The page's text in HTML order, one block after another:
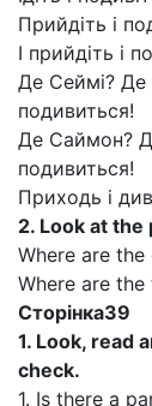
Прийдіть і
І прийдіть і
Де Сеймі? Де
подивиться!
Де Саймон?
подивиться!
Приходь і
2. Look at the
Where are
Where are
Сторінка39
1. Look, read
check.
1. Is there a